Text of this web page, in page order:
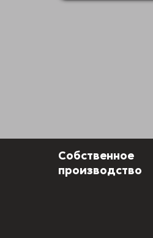
Собственное
производство